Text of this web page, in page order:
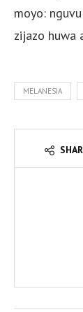
moyo:
zijazo huwa
MELANESIA